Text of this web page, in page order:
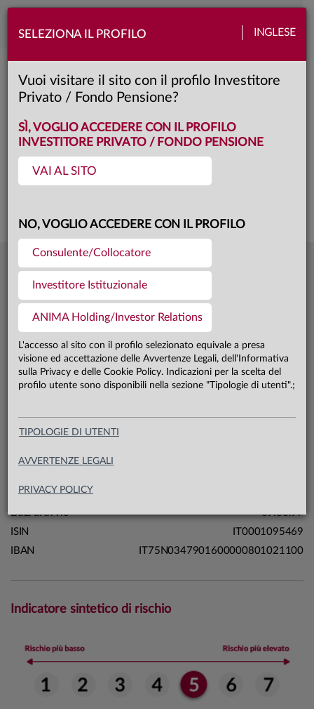
SELEZIONA IL PROFILO INGLESE
Vuoi visitare il sito con il profilo Investitore
Privato / Fondo Pensione?
SÌ, VOGLIO ACCEDERE CON IL PROFILO
INVESTITORE PRIVATO / FONDO PENSIONE
VAI AL SITO
NO, VOGLIO ACCEDERE CON IL PROFILO
Consulente/Collocatore
Investitore Istituzionale
ANIMA Holding/Investor Relations
L'accesso al sito con il profilo selezionato equivale a presa
visione ed accettazione delle Avvertenze Legali, dell'Informativa
sulla Privacy e delle Cookie Policy. Indicazioni per la scelta del
profilo utente sono disponibili nella sezione "Tipologie di utenti".;
TIPOLOGIE DI UTENTI
AVVERTENZE LEGALI
PRIVACY POLICY
Toggle
Anima Selezione Europa
Classe: B
Questa è una comunicazione di marketing. Si prega di consultare il prospetto e
Ultima quota
04.08.26
Patrimonio fondo 31.07.26
Patrimonio classe B 31.07.26
Carta di identità
Linea
Mercati
Sistema
Macrocategoria
Domicilio
Data di avvio
09.06.97
ISIN
IT0001095469
IBAN
IT75N0347901600000801021100
Indicatore sintetico di rischio